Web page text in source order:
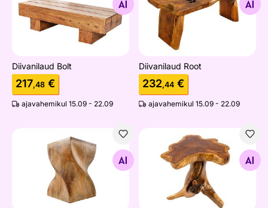
Otsi sarnaseid
Diivanilaud Bolt
217,48 €
ajavahemikul 15.09 - 22.09
Otsi sarnaseid
Diivanilaud Root
232,44 €
ajavahemikul 15.09 - 22.09
Abilaud Twist 30x30 cm
Otsi sarnaseid
Diivanilaud Root
Otsi sarnaseid